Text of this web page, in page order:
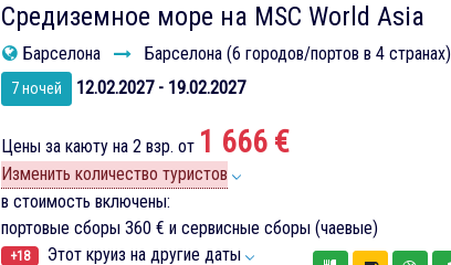
Средиземное море на MSC World Asia
Барселона Барселона (6 городов/портов в 4 странах)
7 ночей 12.02.2027 - 19.02.2027
Цены за каюту на 2 взр. от 1 666 €
Изменить количество туристов
в стоимость включены:
портовые сборы 360 € и сервисные сборы (чаевые)
+18 Этот круиз на другие даты